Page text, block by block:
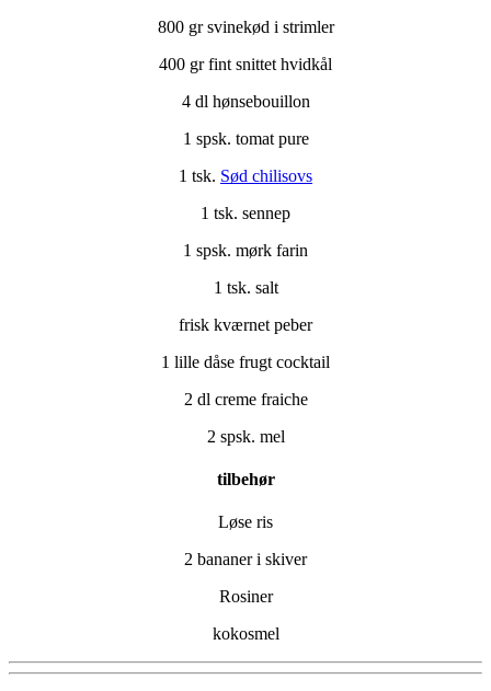
800 gr svinekød i strimler
400 gr fint snittet hvidkål
4 dl hønsebouillon
1 spsk. tomat pure
1 tsk. Sød chilisovs
1 tsk. sennep
1 spsk. mørk farin
1 tsk. salt
frisk kværnet peber
1 lille dåse frugt cocktail
2 dl creme fraiche
2 spsk. mel
tilbehør
Løse ris
2 bananer i skiver
Rosiner
kokosmel